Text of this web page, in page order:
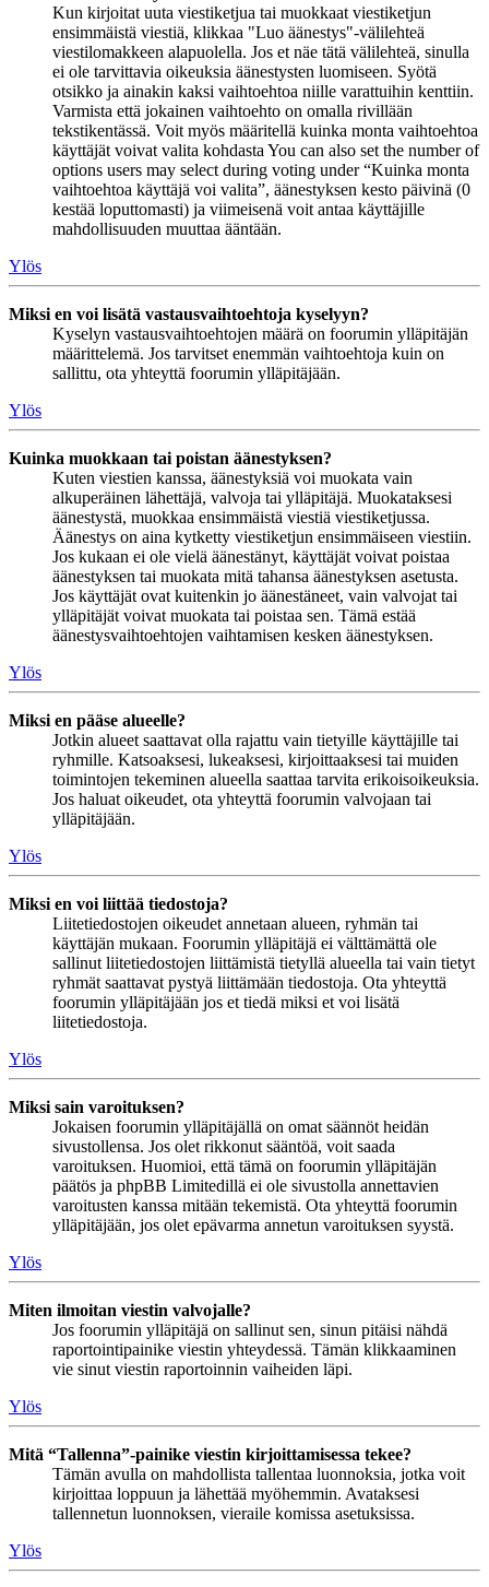
Kun kirjoitat uuta viestiketjua tai muokkaat viestiketjun
ensimmäistä viestiä, klikkaa "Luo äänestys"-välilehteä
viestilomakkeen alapuolella. Jos et näe tätä välilehteä, sinulla
ei ole tarvittavia oikeuksia äänestysten luomiseen. Syötä
otsikko ja ainakin kaksi vaihtoehtoa niille varattuihin kenttiin.
Varmista että jokainen vaihtoehto on omalla rivillään
tekstikentässä. Voit myös määritellä kuinka monta vaihtoehtoa
käyttäjät voivat valita kohdasta You can also set the number of
options users may select during voting under “Kuinka monta
vaihtoehtoa käyttäjä voi valita”, äänestyksen kesto päivinä (0
kestää loputtomasti) ja viimeisenä voit antaa käyttäjille
mahdollisuuden muuttaa ääntään.
Ylös
Miksi en voi lisätä vastausvaihtoehtoja kyselyyn?
Kyselyn vastausvaihtoehtojen määrä on foorumin ylläpitäjän
määrittelemä. Jos tarvitset enemmän vaihtoehtoja kuin on
sallittu, ota yhteyttä foorumin ylläpitäjään.
Ylös
Kuinka muokkaan tai poistan äänestyksen?
Kuten viestien kanssa, äänestyksiä voi muokata vain
alkuperäinen lähettäjä, valvoja tai ylläpitäjä. Muokataksesi
äänestystä, muokkaa ensimmäistä viestiä viestiketjussa.
Äänestys on aina kytketty viestiketjun ensimmäiseen viestiin.
Jos kukaan ei ole vielä äänestänyt, käyttäjät voivat poistaa
äänestyksen tai muokata mitä tahansa äänestyksen asetusta.
Jos käyttäjät ovat kuitenkin jo äänestäneet, vain valvojat tai
ylläpitäjät voivat muokata tai poistaa sen. Tämä estää
äänestysvaihtoehtojen vaihtamisen kesken äänestyksen.
Ylös
Miksi en pääse alueelle?
Jotkin alueet saattavat olla rajattu vain tietyille käyttäjille tai
ryhmille. Katsoaksesi, lukeaksesi, kirjoittaaksesi tai muiden
toimintojen tekeminen alueella saattaa tarvita erikoisoikeuksia.
Jos haluat oikeudet, ota yhteyttä foorumin valvojaan tai
ylläpitäjään.
Ylös
Miksi en voi liittää tiedostoja?
Liitetiedostojen oikeudet annetaan alueen, ryhmän tai
käyttäjän mukaan. Foorumin ylläpitäjä ei välttämättä ole
sallinut liitetiedostojen liittämistä tietyllä alueella tai vain tietyt
ryhmät saattavat pystyä liittämään tiedostoja. Ota yhteyttä
foorumin ylläpitäjään jos et tiedä miksi et voi lisätä
liitetiedostoja.
Ylös
Miksi sain varoituksen?
Jokaisen foorumin ylläpitäjällä on omat säännöt heidän
sivustollensa. Jos olet rikkonut sääntöä, voit saada
varoituksen. Huomioi, että tämä on foorumin ylläpitäjän
päätös ja phpBB Limitedillä ei ole sivustolla annettavien
varoitusten kanssa mitään tekemistä. Ota yhteyttä foorumin
ylläpitäjään, jos olet epävarma annetun varoituksen syystä.
Ylös
Miten ilmoitan viestin valvojalle?
Jos foorumin ylläpitäjä on sallinut sen, sinun pitäisi nähdä
raportointipainike viestin yhteydessä. Tämän klikkaaminen
vie sinut viestin raportoinnin vaiheiden läpi.
Ylös
Mitä “Tallenna”-painike viestin kirjoittamisessa tekee?
Tämän avulla on mahdollista tallentaa luonnoksia, jotka voit
kirjoittaa loppuun ja lähettää myöhemmin. Avataksesi
tallennetun luonnoksen, vieraile komissa asetuksissa.
Ylös